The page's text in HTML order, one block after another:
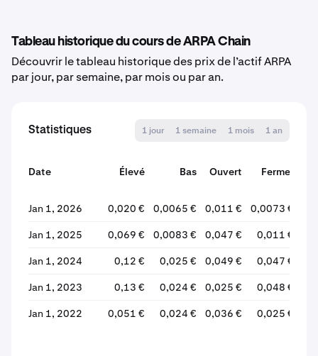
Tableau historique du cours de ARPA Chain
Découvrir le tableau historique des prix de l’actif ARPA
par jour, par semaine, par mois ou par an.
Statistiques 1 jour 1 semaine 1 mois 1 an
Date Élevé Bas Ouvert
Fermer
Jan 1, 2026
0,020 € 0,0065 € 0,011 € 0,0073 €
Jan 1, 2025 0,069 € 0,0083 € 0,047 € 0,011 €
Jan 1, 2024 0,12 € 0,025 € 0,049 € 0,047 €
Jan 1, 2023 0,13 € 0,024 € 0,025 € 0,048 €
Jan 1, 2022 0,051 € 0,024 € 0,036 € 0,025 €